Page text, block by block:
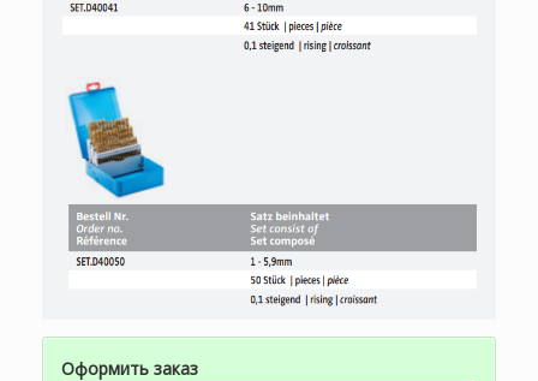
Оформить заказ